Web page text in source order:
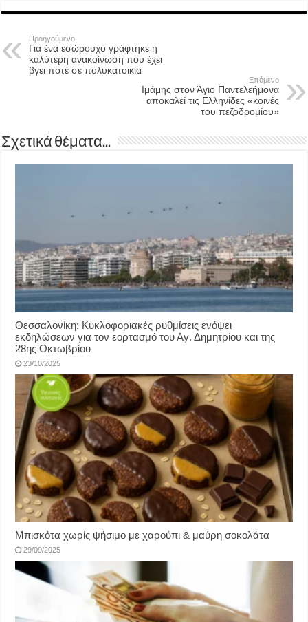
Προηγούμενο
Για ένα εσώρουχο γράφτηκε η
καλύτερη ανακοίνωση που έχει
βγει ποτέ σε πολυκατοικία
Επόμενο
Ιμάμης στον Άγιο Παντελεήμονα
αποκαλεί τις Ελληνίδες «κοινές
του πεζοδρομίου»
Σχετικά θέματα...
Θεσσαλονίκη: Κυκλοφοριακές ρυθμίσεις ενόψει
εκδηλώσεων για τον εορτασμό του Αγ. Δημητρίου και της
28ης Οκτωβρίου
23/10/2025
Μπισκότα χωρίς ψήσιμο με χαρούπι & μαύρη σοκολάτα
29/09/2025